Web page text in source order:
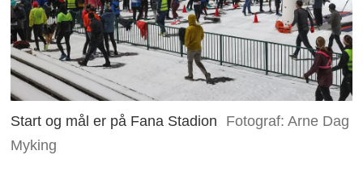
Start og mål er på Fana Stadion
Fotograf: Arne Dag
Myking